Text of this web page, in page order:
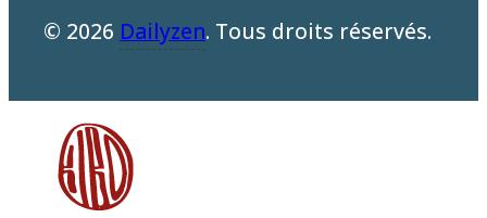
© 2026 Dailyzen. Tous droits réservés.